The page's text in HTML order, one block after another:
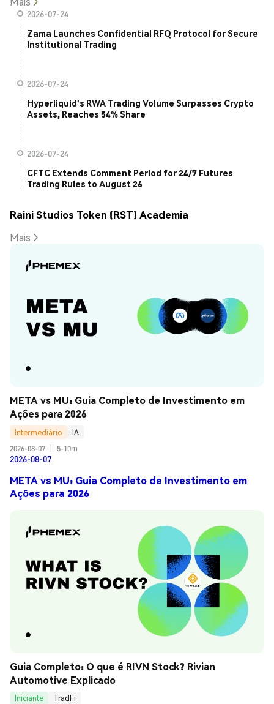
2026-07-24
Zama Launches Confidential RFQ Protocol for Secure
Institutional Trading
2026-07-24
Hyperliquid's RWA Trading Volume Surpasses Crypto
Assets, Reaches 54% Share
2026-07-24
CFTC Extends Comment Period for 24/7 Futures
Trading Rules to August 26
Raini Studios Token (RST) Academia
Mais
META vs MU: Guia Completo de Investimento em
Ações para 2026
Intermediário
IA
2026-08-07
5-10m
2026-08-07
META vs MU: Guia Completo de Investimento em
Ações para 2026
Guia Completo: O que é RIVN Stock? Rivian
Automotive Explicado
Iniciante
TradFi